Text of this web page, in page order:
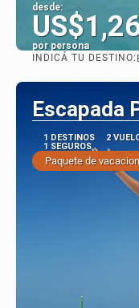
desde:
por persona
INDICÁ TU DESTINO:
Escapada
1 DESTINOS 2
1 SEGUROS
Paquete de